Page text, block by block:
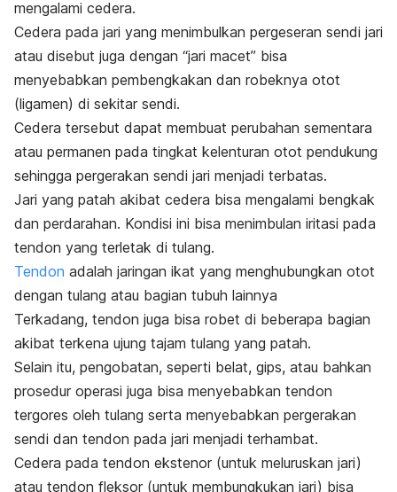
mengalami cedera.
Cedera pada jari yang menimbulkan pergeseran sendi jari
atau disebut juga dengan “jari macet” bisa
menyebabkan pembengkakan dan robeknya otot
(ligamen) di sekitar sendi.
Cedera tersebut dapat membuat perubahan sementara
atau permanen pada tingkat kelenturan otot pendukung
sehingga pergerakan sendi jari menjadi terbatas.
Jari yang patah akibat cedera bisa mengalami bengkak
dan perdarahan. Kondisi ini bisa menimbulan iritasi pada
tendon yang terletak di tulang.
Tendon adalah jaringan ikat yang menghubungkan otot
dengan tulang atau bagian tubuh lainnya
Terkadang, tendon juga bisa robet di beberapa bagian
akibat terkena ujung tajam tulang yang patah.
Selain itu, pengobatan, seperti belat, gips, atau bahkan
prosedur operasi juga bisa menyebabkan tendon
tergores oleh tulang serta menyebabkan pergerakan
sendi dan tendon pada jari menjadi terhambat.
Cedera pada tendon ekstenor (untuk meluruskan jari)
atau tendon fleksor (untuk membungkukan jari) bisa